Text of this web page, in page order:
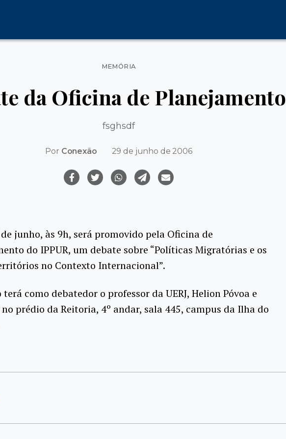
Categorias
MEMÓRIA
da Oficina de Planejamento
fsghsdf
Por Conexão 29 de junho de 2006
junho, às 9h, será promovido pela Oficina de
do IPPUR, um debate sobre “Políticas Migratórias e os
no Contexto Internacional”.
terá como debatedor o professor da UERJ, Helion Póvoa e
prédio da Reitoria, 4º andar, sala 445, campus da Ilha do